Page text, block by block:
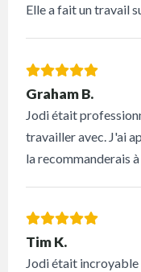
Elle a fait un travail
Graham B.
Jodi était
travailler avec. J'ai
la recommanderais à
Tim K.
Jodi était